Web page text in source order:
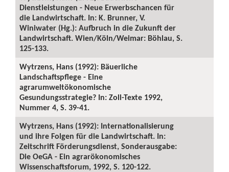
Dienstleistungen - Neue Erwerbschancen für
die Landwirtschaft. In: K. Brunner, V.
Winiwater (Hg.): Aufbruch in die Zukunft der
Landwirtschaft. Wien/Köln/Weimar: Böhlau, S.
125-133.
Wytrzens, Hans (1992): Bäuerliche
Landschaftspflege - Eine
agrarumweltökonomische
Gesundungsstrategie? In: Zoll-Texte 1992,
Nummer 4, S. 39-41.
Wytrzens, Hans (1992): Internationalisierung
und ihre Folgen für die Landwirtschaft. In:
Zeitschrift Förderungsdienst, Sonderausgabe:
Die OeGA - Ein agrarökonomisches
Wissenschaftsforum, 1992, S. 120-122.